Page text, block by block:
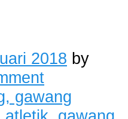
2018 by